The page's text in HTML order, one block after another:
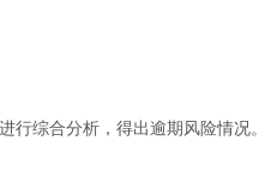
行综合分析，得出逾期风险情况。